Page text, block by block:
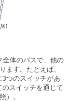
全体のパスで、他の
ます。たとえば、
つのスイッチがあ
スイッチを通じて
）。